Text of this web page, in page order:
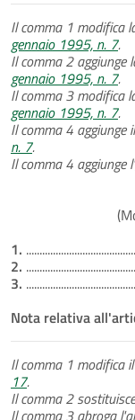
Il comma 1 modifica
gennaio 1995, n. 7.
Il comma 2 aggiunge
gennaio 1995, n. 7.
Il comma 3 modifica
gennaio 1995, n. 7.
Il comma 4 aggiunge
n. 7.
Il comma 4 aggiunge l'
1.
2.
3.
Nota relativa
Il comma 1 modifica il
17.
Il comma 2
Il comma 3 abroga